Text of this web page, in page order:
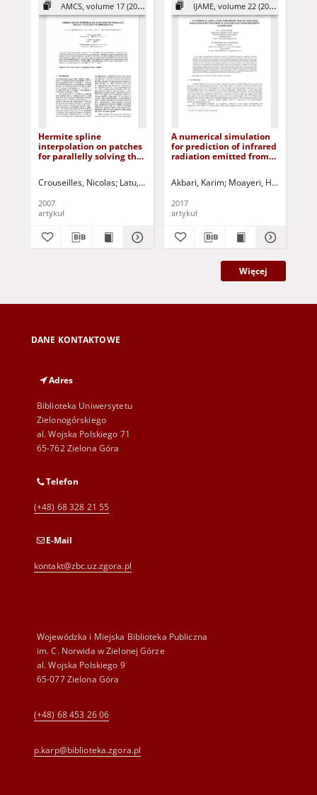
AMCS, volume 17 (2007)
Hermite spline
interpolation on patches
for parallelly solving the
Crouseilles, Nicolas Latu, Guillaume Sonnendrücker, Eric Sokołowski,
2007
artykuł
IJAME, volume 22 (2017)
A numerical simulation
for prediction of infrared
radiation emitted from
Akbari, Karim Moayeri, Hamid
2017
artykuł
Więcej
DANE KONTAKTOWE
Adres
Biblioteka Uniwersytetu
Zielonogórskiego
al. Wojska Polskiego 71
65-762 Zielona Góra
Telefon
(+48) 68 328 21 55
E-Mail
kontakt@zbc.uz.zgora.pl
Wojewódzka i Miejska Biblioteka Publiczna
im. C. Norwida w Zielonej Górze
al. Wojska Polskiego 9
65-077 Zielona Góra
(+48) 68 453 26 06
p.karp@biblioteka.zgora.pl